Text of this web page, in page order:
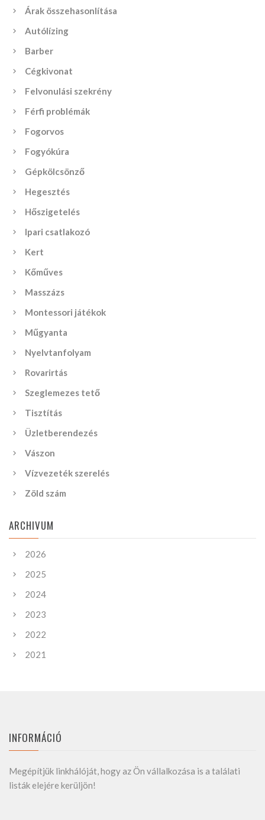
Árak összehasonlítása
Autólízing
Barber
Cégkivonat
Felvonulási szekrény
Férfi problémák
Fogorvos
Fogyókúra
Gépkölcsönző
Hegesztés
Hőszigetelés
Ipari csatlakozó
Kert
Kőműves
Masszázs
Montessori játékok
Műgyanta
Nyelvtanfolyam
Rovarirtás
Szeglemezes tető
Tisztítás
Üzletberendezés
Vászon
Vízvezeték szerelés
Zöld szám
ARCHIVUM
2026
2025
2024
2023
2022
2021
INFORMÁCIÓ
Megépítjük linkhálóját, hogy az Ön vállalkozása is a találati
listák elejére kerüljön!